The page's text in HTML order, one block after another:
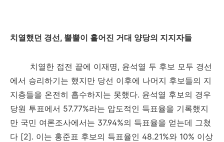
치열했던 경선, 뿔뿔이 흩어진 거대 양당의 지지자들
치열한 접전 끝에 이재명, 윤석열 두 후보 모두 경선
에서 승리하기는 했지만 당선 이후에 나머지 후보들의 지
지층들을 온전히 흡수하지는 못했다. 윤석열 후보의 경우
당원 투표에서 57.77%라는 압도적인 득표율을 기록했지
만 국민 여론조사에서는 37.94%의 득표율을 얻는데 그쳤
다 [2]. 이는 홍준표 후보의 득표율인 48.21%와 10% 이상